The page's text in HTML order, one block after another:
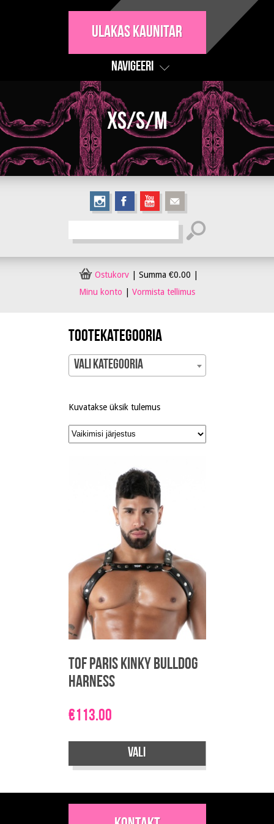
Ulakas Kaunitar
Navigeeri
XS/S/M
Ostukorv| Summa €0.00
Minu konto
Vormista tellimus
Tootekategooria
Vali kategooria
Kuvatakse üksik tulemus
TOF Paris Kinky Bulldog
Harness
€113.00
Vali
tootel